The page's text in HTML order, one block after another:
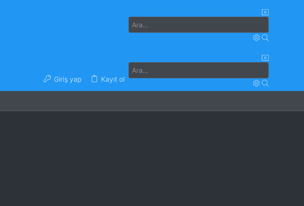
Giriş yap Kayıt ol